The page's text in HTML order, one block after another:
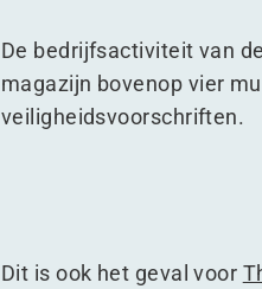
De bedrijfsactiviteit van
magazijn bovenop vier
veiligheidsvoorschriften.
Dit is ook het geval voor